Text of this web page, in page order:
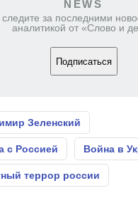
NEWS
следите за последними
аналитикой от «Слово и
Подписаться
Зеленский
с Россией Война в
террор россии